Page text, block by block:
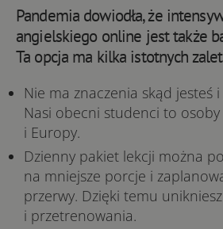
Pandemia dowiodła, że
angielskiego online jest także
Ta opcja ma kilka istotnych
Nie ma znaczenia skąd jesteś
Nasi obecni studenci to osoby
i Europy.
Dzienny pakiet lekcji można
na mniejsze porcje i
przerwy. Dzięki temu
i przetrenowania.